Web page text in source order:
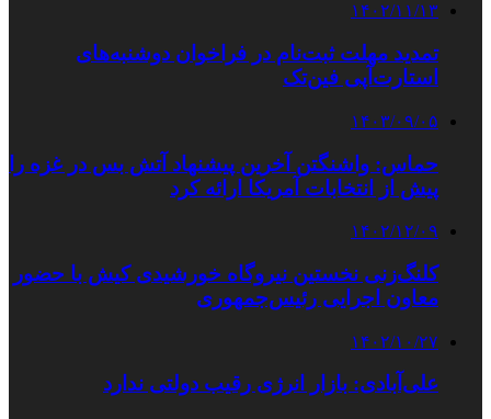
۱۴۰۲/۱۱/۱۳
تمدید مهلت ثبت‌نام در فراخوان دوشنبه‌های
استارت‌آپی فین‌تک
۱۴۰۳/۰۹/۰۵
حماس: واشنگتن آخرین پیشنهاد آتش بس در غزه را
پیش از انتخابات آمریکا ارائه کرد
۱۴۰۲/۱۲/۰۹
کلنگ‌زنی نخستین نیروگاه خورشیدی کیش با حضور
معاون اجرایی رئیس‌جمهوری
۱۴۰۲/۱۰/۲۷
علی‌آبادی: بازار انرژی رقیب دولتی ندارد